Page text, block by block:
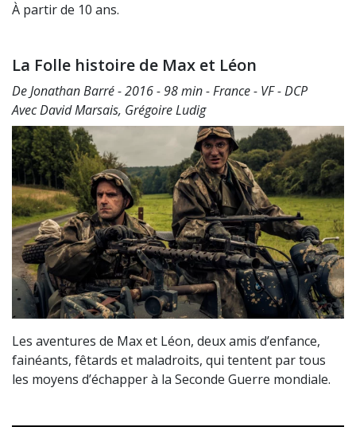
À partir de 10 ans.
La Folle histoire de Max et Léon
De Jonathan Barré - 2016 - 98 min - France - VF - DCP
Avec David Marsais, Grégoire Ludig
Les aventures de Max et Léon, deux amis d’enfance,
fainéants, fêtards et maladroits, qui tentent par tous
les moyens d’échapper à la Seconde Guerre mondiale.